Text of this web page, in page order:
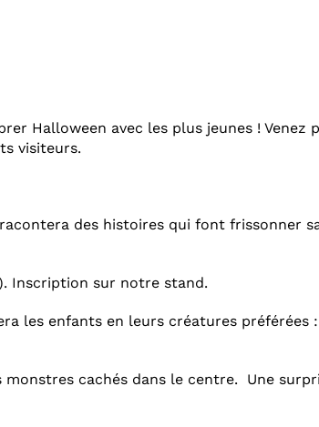
Halloween avec les plus jeunes ! Venez
visiteurs.
des histoires qui font frissonner
Inscription sur notre stand.
les enfants en leurs créatures préférées
cachés dans le centre.
Une